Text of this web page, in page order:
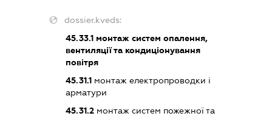
dossier.kveds:
45.33.1монтаж систем опалення,
вентиляції та кондиціонування
повітря
45.31.1монтаж електропроводки і
арматури
45.31.2монтаж систем пожежної та